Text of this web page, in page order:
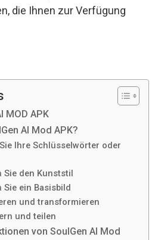
die Ihnen zur Verfügung
MOD APK
AI Mod APK?
Ihre Schlüsselwörter oder
Sie den Kunststil
Sie ein Basisbild
und transformieren
und teilen
von SoulGen AI Mod